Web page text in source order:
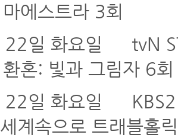
마에스트라 3회
일 화요일
tvN
환혼: 빛과 그림자 6
일 화요일
KBS2
계속으로 트래블홀